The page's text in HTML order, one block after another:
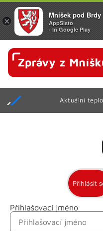
Aktuální
Přihlásit
Přihlašovací jméno
Jméno
×
Mníšek pod Brdy
AppSisto
- In Google Play